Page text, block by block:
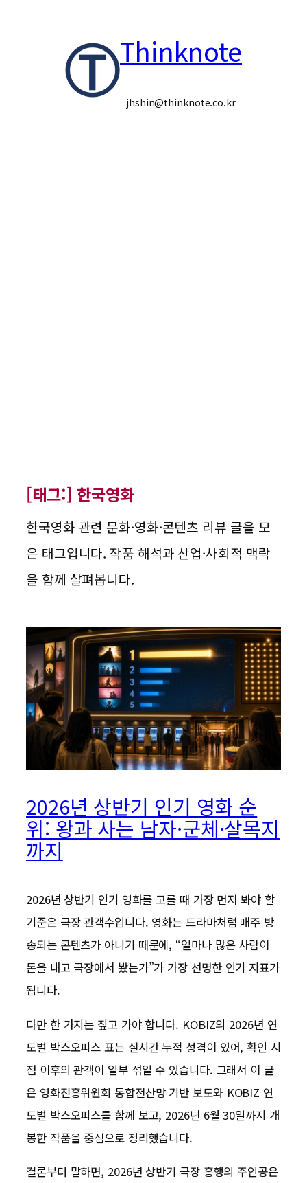
Thinknote
jhshin@thinknote.co.kr
[태그:] 한국영화
한국영화 관련 문화·영화·콘텐츠 리뷰 글을 모
은 태그입니다. 작품 해석과 산업·사회적 맥락
을 함께 살펴봅니다.
2026년 상반기 인기 영화 순
위: 왕과 사는 남자·군체·살목지
까지
2026년 상반기 인기 영화를 고를 때 가장 먼저 봐야 할
기준은 극장 관객수입니다. 영화는 드라마처럼 매주 방
송되는 콘텐츠가 아니기 때문에, “얼마나 많은 사람이
돈을 내고 극장에서 봤는가”가 가장 선명한 인기 지표가
됩니다.
다만 한 가지는 짚고 가야 합니다. KOBIZ의 2026년 연
도별 박스오피스 표는 실시간 누적 성격이 있어, 확인 시
점 이후의 관객이 일부 섞일 수 있습니다. 그래서 이 글
은 영화진흥위원회 통합전산망 기반 보도와 KOBIZ 연
도별 박스오피스를 함께 보고, 2026년 6월 30일까지 개
봉한 작품을 중심으로 정리했습니다.
결론부터 말하면, 2026년 상반기 극장 흥행의 주인공은